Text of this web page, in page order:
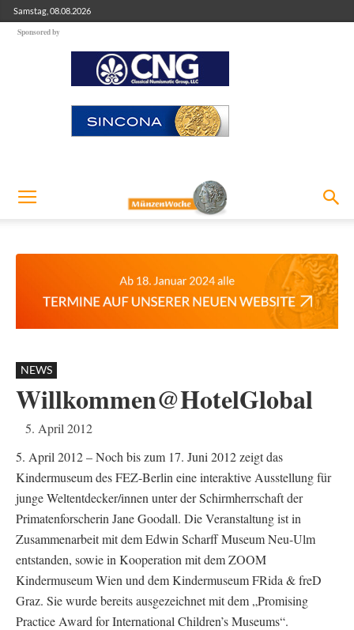
Samstag, 08.08.2026
Sponsored by
NEWS
Willkommen@HotelGlobal
5. April 2012
5. April 2012 – Noch bis zum 17. Juni 2012 zeigt das
Kindermuseum des FEZ-Berlin eine interaktive Ausstellung für
junge Weltentdecker/innen unter der Schirmherrschaft der
Primatenforscherin Jane Goodall. Die Veranstaltung ist in
Zusammenarbeit mit dem Edwin Scharff Museum Neu-Ulm
entstanden, sowie in Kooperation mit dem ZOOM
Kindermuseum Wien und dem Kindermuseum FRida & freD
Graz. Sie wurde bereits ausgezeichnet mit dem „Promising
Practice Award for International Children’s Museums“.